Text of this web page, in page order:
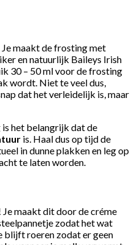
maakt de frosting met
en natuurlijk Baileys Irish
30 – 50 ml voor de frosting
wordt. Niet te veel dus,
dat het verleidelijk is, maar
het belangrijk dat de
is. Haal dus op tijd de
in dunne plakken en leg op
te laten worden.
maakt dit door de créme
zodat het wat
blijft roeren zodat er geen